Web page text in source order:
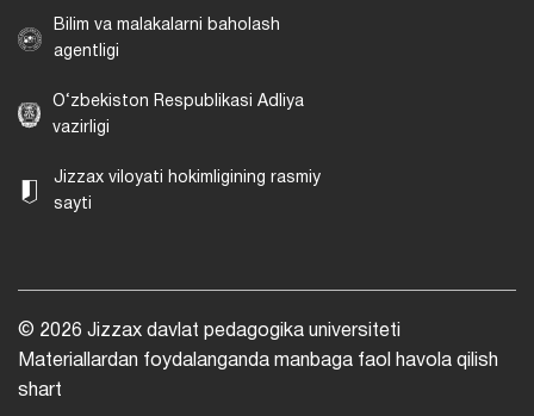
Bilim va malakalarni baholash
agentligi
O‘zbekiston Respublikasi Adliya
vazirligi
Jizzax viloyati hokimligining rasmiy
sayti
© 2026 Jizzax davlat pedagogika universiteti
Materiallardan foydalanganda manbaga faol havola qilish
shart